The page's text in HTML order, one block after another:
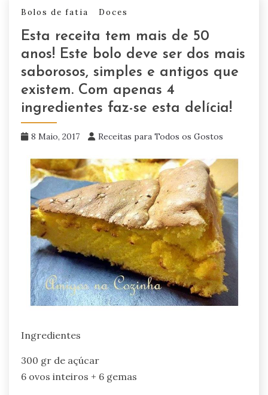
Bolos de fatia Doces
Esta receita tem mais de 50
anos! Este bolo deve ser dos mais
saborosos, simples e antigos que
existem. Com apenas 4
ingredientes faz-se esta delícia!
8 Maio, 2017 Receitas para Todos os Gostos
Ingredientes
300 gr de açúcar
6 ovos inteiros + 6 gemas